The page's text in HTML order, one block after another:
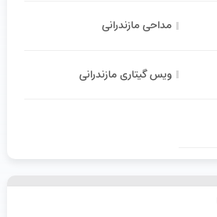
مداحی مازندرانی
ویس گیتاری مازندرانی